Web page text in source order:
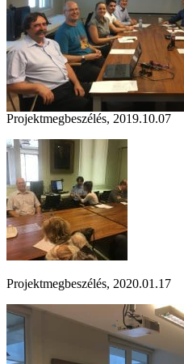
Projektmegbeszélés, 2019.10.07
Projektmegbeszélés, 2020.01.17